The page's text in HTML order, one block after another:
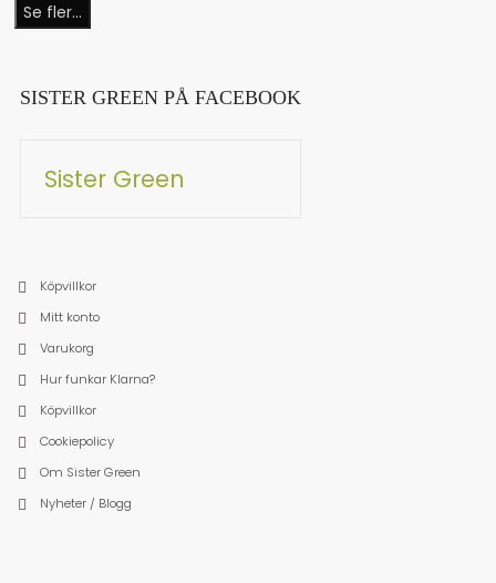
Se fler...
SISTER GREEN PÅ FACEBOOK
Sister Green
Köpvillkor
Mitt konto
Varukorg
Hur funkar Klarna?
Köpvillkor
Cookiepolicy
Om Sister Green
Nyheter / Blogg